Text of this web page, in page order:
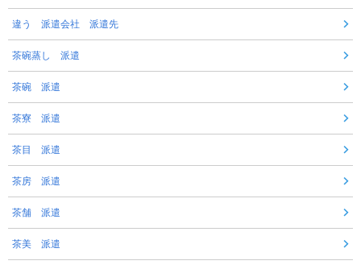
違う 派遣会社 派遣先
茶碗蒸し 派遣
茶碗 派遣
茶寮 派遣
茶目 派遣
茶房 派遣
茶舗 派遣
茶美 派遣